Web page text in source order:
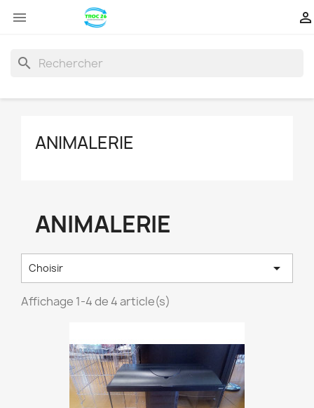
 
search
ANIMALERIE
ANIMALERIE
Choisir 
Affichage 1-4 de 4 article(s)